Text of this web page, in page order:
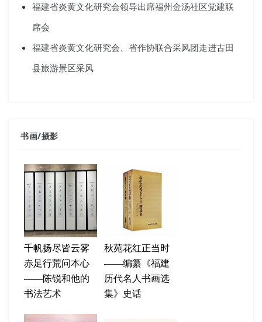
福建省炎黄文化研究会领导出席福州金汤社区党建联
席会
福建省炎黄文化研究会、省作协联合采风团走进古田
县旅游景区采风
书画/摄影
千帆扬尽皆云雾
赤足行荒问本心
——陈锐和他的
书法艺术
秋苑花红正当时
——编纂《福建
历代名人书画选
集》史话